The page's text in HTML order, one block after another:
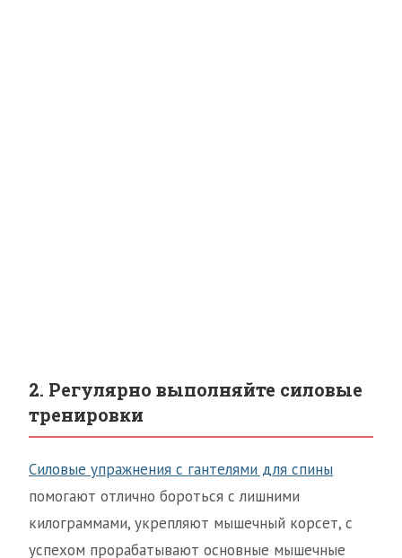
2. Регулярно выполняйте силовые
тренировки
Силовые упражнения с гантелями для спины
помогают отлично бороться с лишними
килограммами, укрепляют мышечный корсет, с
успехом прорабатывают основные мышечные